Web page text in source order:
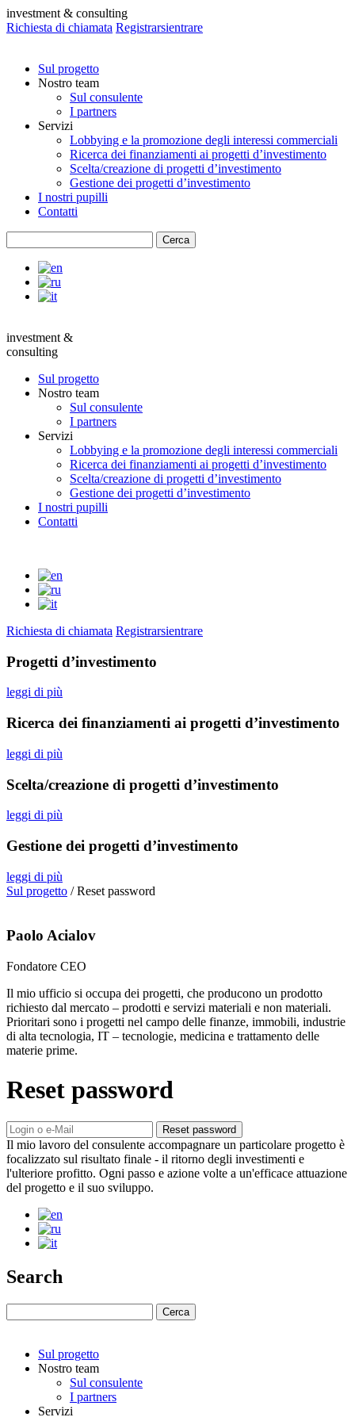
investment & consulting
Richiesta di chiamata Registrarsientrare
Sul progetto
Nostro team
Sul consulente
I partners
Servizi
Lobbying e la promozione degli interessi commerciali
Ricerca dei finanziamenti ai progetti d’investimento
Scelta/creazione di progetti d’investimento
Gestione dei progetti d’investimento
I nostri pupilli
Contatti
investment &
consulting
Sul progetto
Nostro team
Sul consulente
I partners
Servizi
Lobbying e la promozione degli interessi commerciali
Ricerca dei finanziamenti ai progetti d’investimento
Scelta/creazione di progetti d’investimento
Gestione dei progetti d’investimento
I nostri pupilli
Contatti
Richiesta di chiamata Registrarsientrare
Progetti d’investimento
leggi di più
Ricerca dei finanziamenti ai progetti d’investimento
leggi di più
Scelta/creazione di progetti d’investimento
leggi di più
Gestione dei progetti d’investimento
leggi di più
Sul progetto /Reset password
Paolo Acialov
Fondatore CEO
Il mio ufficio si occupa dei progetti, che producono un prodotto
richiesto dal mercato – prodotti e servizi materiali e non materiali.
Prioritari sono i progetti nel campo delle finanze, immobili, industrie
di alta tecnologia, IT – tecnologie, medicina e trattamento delle
materie prime.
Reset password
Il mio lavoro del consulente accompagnare un particolare progetto è
focalizzato sul risultato finale - il ritorno degli investimenti e
l'ulteriore profitto. Ogni passo e azione volte a un'efficace attuazione
del progetto e il suo sviluppo.
Search
Sul progetto
Nostro team
Sul consulente
I partners
Servizi